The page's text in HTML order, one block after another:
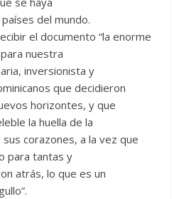
del mundo.
el documento “la enorme
nuestra
inversionista y
que decidieron
horizontes, y que
la huella de la
sus corazones, a la vez que
para tantas y
atrás, lo que es un